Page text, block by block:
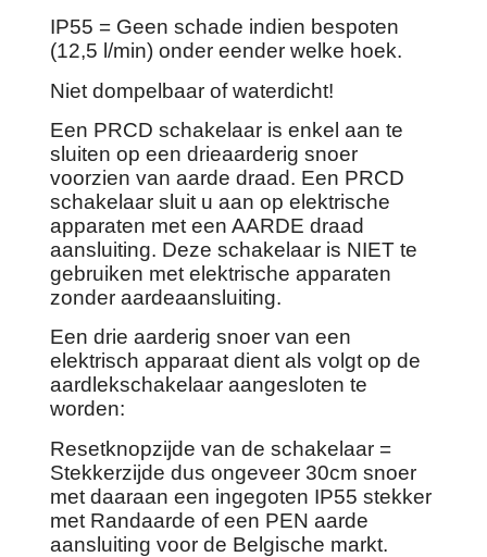
IP55 = Geen schade indien bespoten
(12,5 l/min) onder eender welke hoek.
Niet dompelbaar of waterdicht!
Een PRCD schakelaar is enkel aan te
sluiten op een drieaarderig snoer
voorzien van aarde draad. Een PRCD
schakelaar sluit u aan op elektrische
apparaten met een AARDE draad
aansluiting. Deze schakelaar is NIET te
gebruiken met elektrische apparaten
zonder aardeaansluiting.
Een drie aarderig snoer van een
elektrisch apparaat dient als volgt op de
aardlekschakelaar aangesloten te
worden:
Resetknopzijde van de schakelaar =
Stekkerzijde dus ongeveer 30cm snoer
met daaraan een ingegoten IP55 stekker
met Randaarde of een PEN aarde
aansluiting voor de Belgische markt.